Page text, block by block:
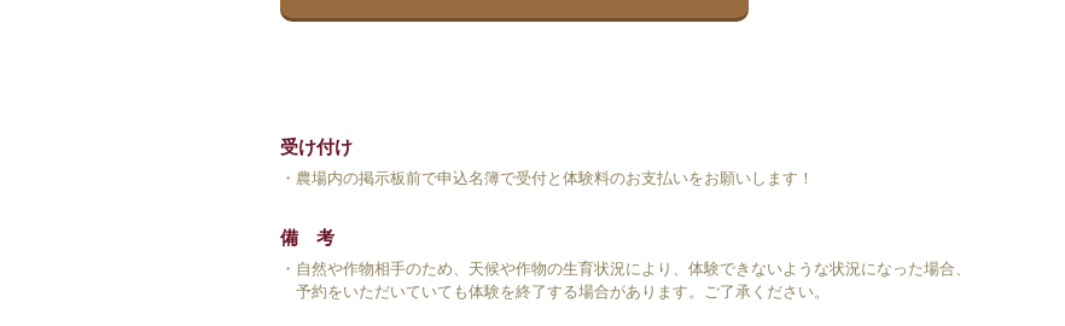
受け付け
・農場内の掲示板前で申込名簿で受付と体験料のお支払いをお願いします！
備 考
・自然や作物相手のため、天候や作物の生育状況により、体験できないような状況になった場合、
予約をいただいていても体験を終了する場合があります。ご了承ください。